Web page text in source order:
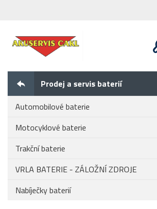
Prodej a servis baterií
Automobilové baterie
Motocyklové baterie
Trakční baterie
VRLA BATERIE - ZÁLOŽNÍ ZDROJE
Nabíječky baterií